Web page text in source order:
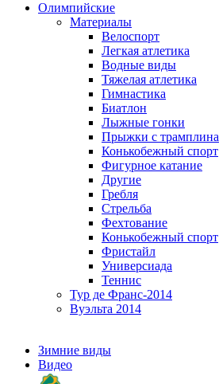
Олимпийские
Материалы
Велоспорт
Легкая атлетика
Водные виды
Тяжелая атлетика
Гимнастика
Биатлон
Лыжные гонки
Прыжки с трамплина
Конькобежный спорт
Фигурное катание
Другие
Гребля
Стрельба
Фехтование
Конькобежный спорт
Фристайл
Универсиада
Теннис
Тур де Франс-2014
Вуэльта 2014
Зимние виды
Видео